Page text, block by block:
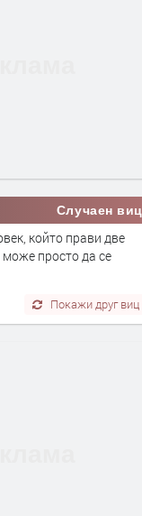
Случаен виц
който прави две
може просто да се
Покажи друг виц